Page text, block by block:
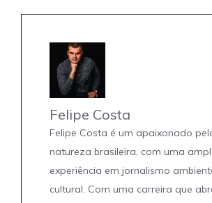
Felipe Costa
Felipe Costa é um apaixonado
natureza brasileira, com uma
experiência em jornalismo
cultural. Com uma carreira que